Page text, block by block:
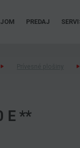
PREDAJ
E **